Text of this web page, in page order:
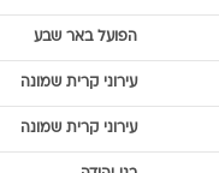
הפועל באר שבע
עירוני קרית שמונה
עירוני קרית שמונה